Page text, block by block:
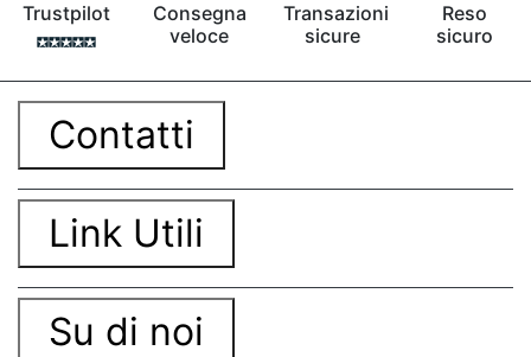
Trustpilot
Consegna
veloce
Transazioni
sicure
Reso
sicuro
Contatti
Link Utili
Su di noi